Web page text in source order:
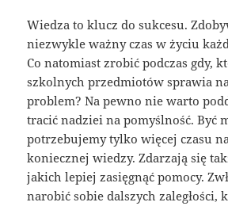
Wiedza to klucz do sukcesu.
niezwykle ważny czas w życiu
Co natomiast zrobić podczas gdy,
szkolnych przedmiotów sprawia
problem? Na pewno nie warto
tracić nadziei na pomyślność. Być
potrzebujemy tylko więcej czasu
koniecznej wiedzy. Zdarzają się
jakich lepiej zasięgnąć pomocy.
narobić sobie dalszych zaległości,